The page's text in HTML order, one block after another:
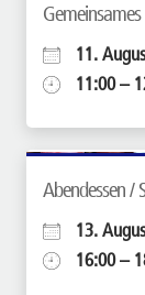
11.
11:00 –
Abendessen /
13.
16:00 –